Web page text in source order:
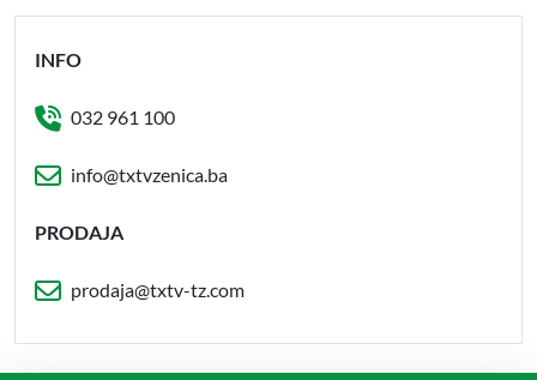
INFO
032 961 100
info@txtvzenica.ba
PRODAJA
prodaja@txtv-tz.com